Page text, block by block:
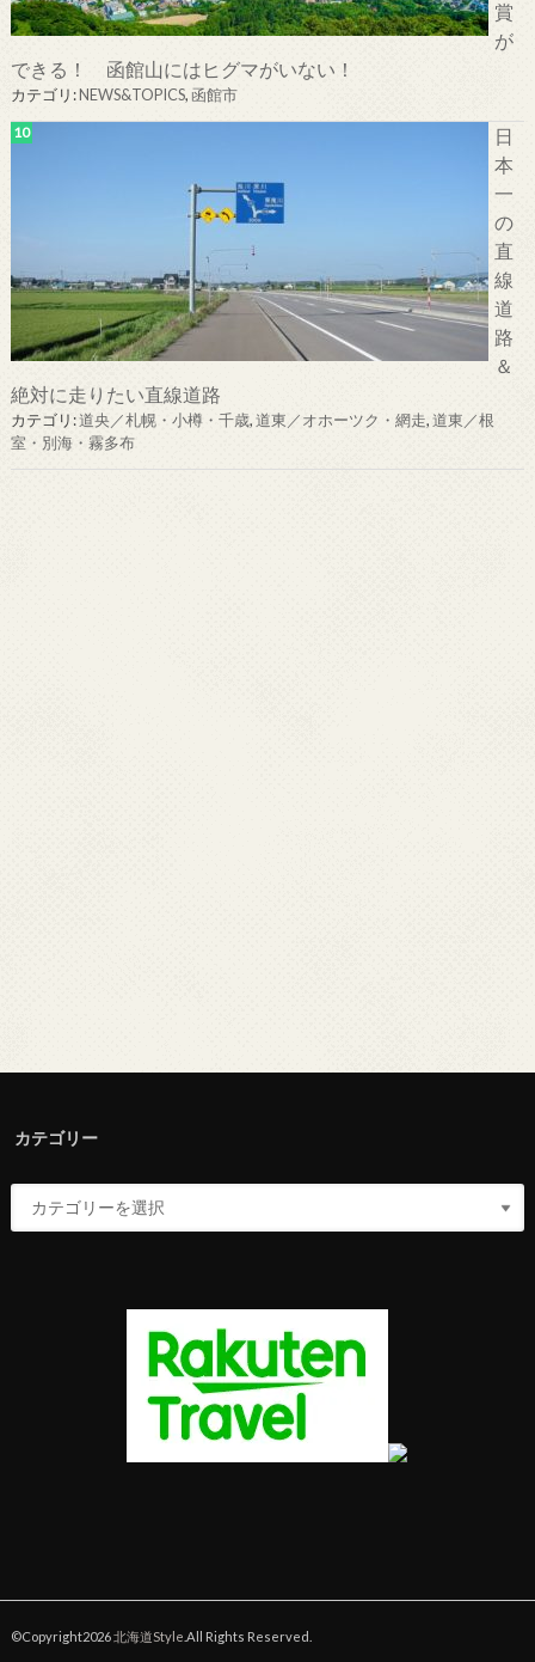
賞
が
できる！ 函館山にはヒグマがいない！
カテゴリ:NEWS&TOPICS,函館市
日
本
一
の
直
線
道
路
＆
絶対に走りたい直線道路
カテゴリ:道央／札幌・小樽・千歳,道東／オホーツク・網走,道東／根
室・別海・霧多布
カテゴリー
©Copyright2026北海道Style .All Rights Reserved.